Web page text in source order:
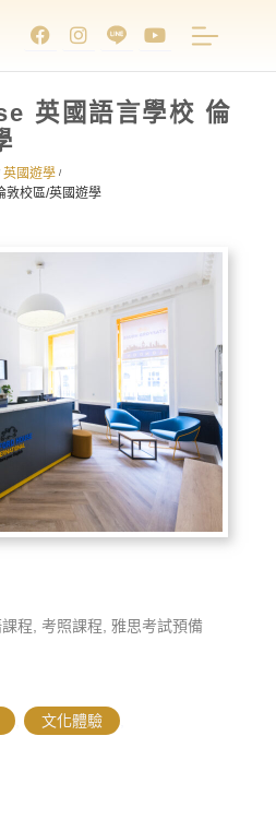
英國語言學校 倫
英國遊學 /
敦校區/英國遊學
程, 考照課程, 雅思考試預備
文化體驗